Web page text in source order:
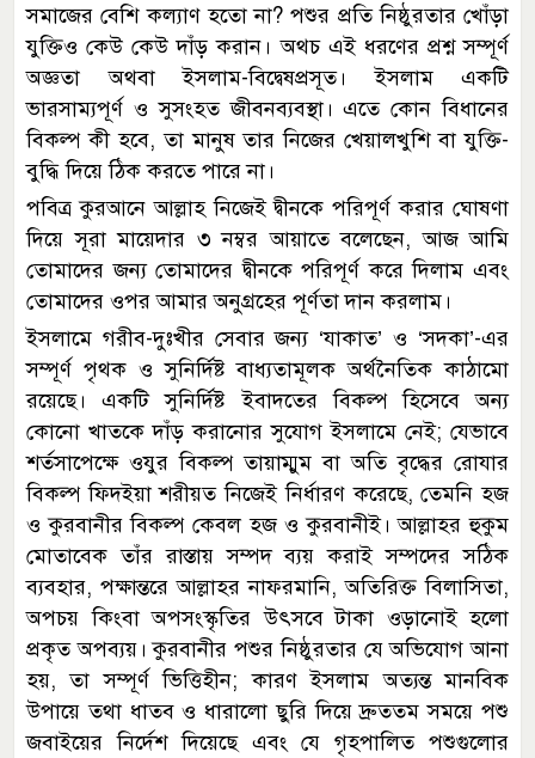
সমাজের বেশি কল্যাণ হতো না? পশুর প্রতি নিষ্ঠুরতার খোঁড়া
যুক্তিও কেউ কেউ দাঁড় করান। অথচ এই ধরণের প্রশ্ন সম্পূর্ণ
অজ্ঞতা অথবা ইসলাম-বিদ্বেষপ্রসূত। ইসলাম একটি
ভারসাম্যপূর্ণ ও সুসংহত জীবনব্যবস্থা। এতে কোন বিধানের
বিকল্প কী হবে, তা মানুষ তার নিজের খেয়ালখুশি বা যুক্তি-
বুদ্ধি দিয়ে ঠিক করতে পারে না।
পবিত্র কুরআনে আল্লাহ নিজেই দ্বীনকে পরিপূর্ণ করার ঘোষণা
দিয়ে সূরা মায়েদার ৩ নম্বর আয়াতে বলেছেন, আজ আমি
তোমাদের জন্য তোমাদের দ্বীনকে পরিপূর্ণ করে দিলাম এবং
তোমাদের ওপর আমার অনুগ্রহের পূর্ণতা দান করলাম।
ইসলামে গরীব-দুঃখীর সেবার জন্য ‘যাকাত’ ও ‘সদকা’-এর
সম্পূর্ণ পৃথক ও সুনির্দিষ্ট বাধ্যতামূলক অর্থনৈতিক কাঠামো
রয়েছে। একটি সুনির্দিষ্ট ইবাদতের বিকল্প হিসেবে অন্য
কোনো খাতকে দাঁড় করানোর সুযোগ ইসলামে নেই; যেভাবে
শর্তসাপেক্ষে ওযুর বিকল্প তায়াম্মুম বা অতি বৃদ্ধের রোযার
বিকল্প ফিদইয়া শরীয়ত নিজেই নির্ধারণ করেছে, তেমনি হজ
ও কুরবানীর বিকল্প কেবল হজ ও কুরবানীই। আল্লাহর হুকুম
মোতাবেক তাঁর রাস্তায় সম্পদ ব্যয় করাই সম্পদের সঠিক
ব্যবহার, পক্ষান্তরে আল্লাহর নাফরমানি, অতিরিক্ত বিলাসিতা,
অপচয় কিংবা অপসংস্কৃতির উৎসবে টাকা ওড়ানোই হলো
প্রকৃত অপব্যয়। কুরবানীর পশুর নিষ্ঠুরতার যে অভিযোগ আনা
হয়, তা সম্পূর্ণ ভিত্তিহীন; কারণ ইসলাম অত্যন্ত মানবিক
উপায়ে তথা ধাতব ও ধারালো ছুরি দিয়ে দ্রুততম সময়ে পশু
জবাইয়ের নির্দেশ দিয়েছে এবং যে গৃহপালিত পশুগুলোর